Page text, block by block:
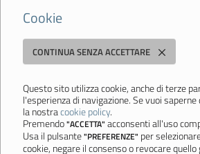
Cookie
CONTINUA SENZA ACCETTARE
Questo sito utilizza cookie, anche di terze
l'esperienza di navigazione. Se vuoi
la nostracookie policy.
Premendo"ACCETTA" acconsenti all'uso
Usa il pulsante"PREFERENZE" per
cookie, negare il consenso o revocare
Istituto Professionale Statale Socio-
Deledda"
351005 - Email:morc08000g@istruzione.it-
morc08000g@pec.istruzione.it
Codice meccanografico: MORC08000G - C.F.
Ultimo aggiornamento: Mercoledì, 29 Luglio 2026